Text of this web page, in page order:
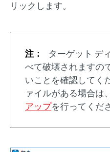
リックします。
注：
ターゲット デ
べて破壊されますの
いことを確認してく
ァイルがある場合は
アップを行ってくだ